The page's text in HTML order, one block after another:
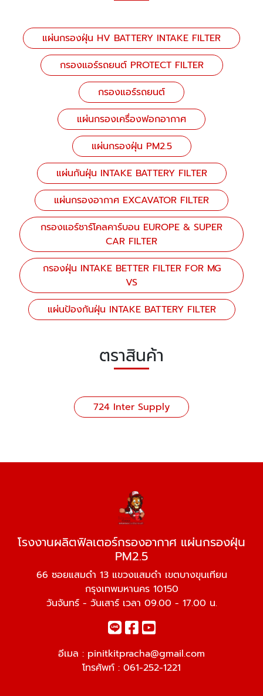
แผ่นกรองฝุ่น HV BATTERY INTAKE FILTER
กรองแอร์รถยนต์ PROTECT FILTER
กรองแอร์รถยนต์
แผ่นกรองเครื่องฟอกอากาศ
แผ่นกรองฝุ่น PM2.5
แผ่นกันฝุ่น INTAKE BATTERY FILTER
แผ่นกรองอากาศ EXCAVATOR FILTER
กรองแอร์ชาร์โคลคาร์บอน EUROPE & SUPER
CAR FILTER
กรองฝุ่น INTAKE BETTER FILTER FOR MG
VS
แผ่นป้องกันฝุ่น INTAKE BATTERY FILTER
ตราสินค้า
724 Inter Supply
โรงงานผลิตฟิลเตอร์กรองอากาศ แผ่นกรองฝุ่น
PM2.5
66 ซอยแสมดำ 13 แขวงแสมดำ เขตบางขุนเทียน
กรุงเทพมหานคร 10150
วันจันทร์ - วันเสาร์ เวลา 09.00 - 17.00 น.
อีเมล : pinitkitpracha@gmail.com
โทรศัพท์ : 061-252-1221